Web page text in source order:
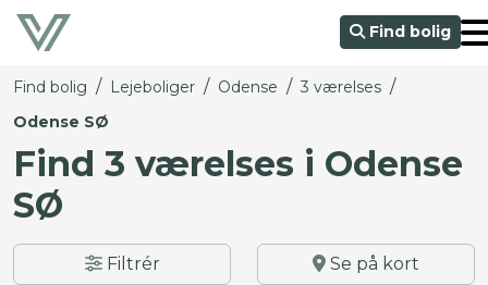
Find bolig
Find bolig / Lejeboliger / Odense / 3 værelses /
Odense SØ
Find 3 værelses i Odense
SØ
Filtrér Se på kort